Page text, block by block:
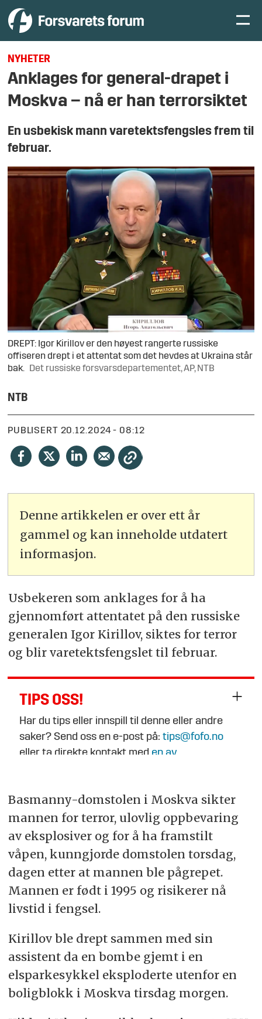
NYHETER
Anklages for general-drapet i
Moskva – nå er han terrorsiktet
En usbekisk mann varetektsfengsles frem til
februar.
DREPT: Igor Kirillov er den høyest rangerte russiske
offiseren drept i et attentat som det hevdes at Ukraina står
bak.
Det russiske forsvarsdepartementet, AP, NTB
NTB
PUBLISERT 20.12.2024 - 08:12
Denne artikkelen er over ett år
gammel og kan inneholde utdatert
informasjon.
Usbekeren som anklages for å ha
gjennomført attentatet på den russiske
generalen Igor Kirillov, siktes for terror
og blir varetektsfengslet til februar.
TIPS OSS!
Har du tips eller innspill til denne eller andre
saker? Send oss en e-post på:tips@fofo.no
eller ta direkte kontakt med en av
Basmanny-domstolen i Moskva sikter
mannen for terror, ulovlig oppbevaring
av eksplosiver og for å ha framstilt
våpen, kunngjorde domstolen torsdag,
dagen etter at mannen ble pågrepet.
Mannen er født i 1995 og risikerer nå
livstid i fengsel.
Kirillov ble drept sammen med sin
assistent da en bombe gjemt i en
elsparkesykkel eksploderte utenfor en
boligblokk i Moskva tirsdag morgen.